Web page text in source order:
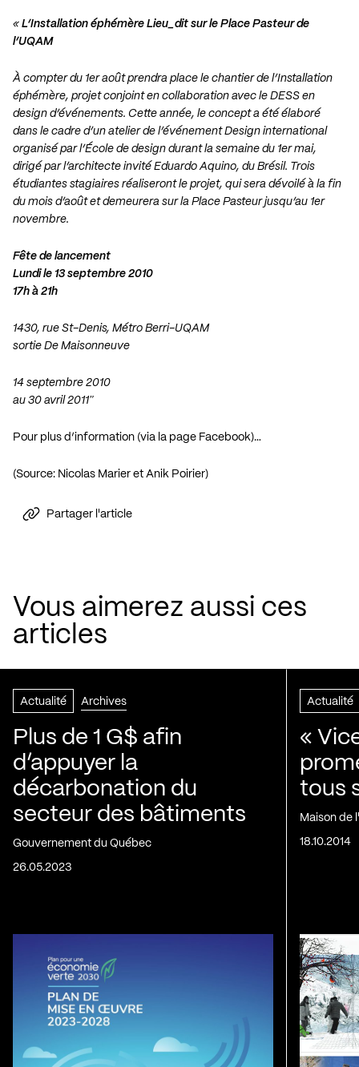
« L’Installation éphémère Lieu_dit sur le Place Pasteur de
l’UQAM
À compter du 1er août prendra place le chantier de l’Installation
éphémère, projet conjoint en collaboration avec le DESS en
design d’événements. Cette année, le concept a été élaboré
dans le cadre d’un atelier de l’événement Design international
organisé par l’École de design durant la semaine du 1er mai,
dirigé par l’architecte invité Eduardo Aquino, du Brésil. Trois
étudiantes stagiaires réaliseront le projet, qui sera dévoilé à la fin
du mois d’août et demeurera sur la Place Pasteur jusqu’au 1er
novembre.
Fête de lancement
Lundi le 13 septembre 2010
17h à 21h
1430, rue St-Denis, Métro Berri-UQAM
sortie De Maisonneuve
14 septembre 2010
au 30 avril 2011″
Pour plus d’information (via la page Facebook)…
(Source: Nicolas Marier et Anik Poirier)
Partager l'article
Vous aimerez aussi ces
articles
Actualité Archives
Plus de 1 G$ afin
d’appuyer la
décarbonation du
secteur des bâtiments
Gouvernement du Québec
26.05.2023
Actualité
«
tous
Maison de
18.10.2014